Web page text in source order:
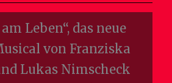
Leben“, das neue
von Franziska
Lukas Nimscheck